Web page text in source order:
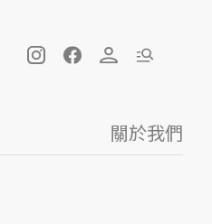
關於我們